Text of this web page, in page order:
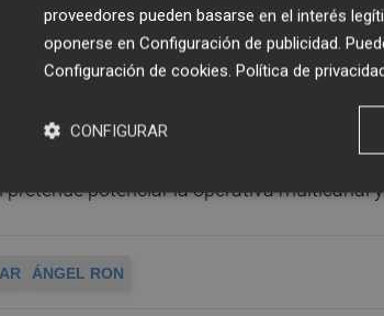
plantilla de 14.935 trabajadores, de
oficinas a junio de este año.
disminución de la plantilla afectaría
y además limitaría los días de
pretende potenciar la operativa multicanal
ÁNGEL RON
proveedores pueden basarse en el interés
oponerse en Configuración de publicidad.
Configuración de cookies. Política de
CONFIGURAR